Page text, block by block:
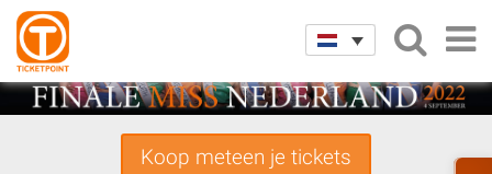
Koop meteen je tickets